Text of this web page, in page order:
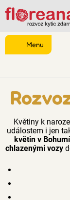
Menu
Květiny k
událostem i jen
květin v
chlazenými vozy